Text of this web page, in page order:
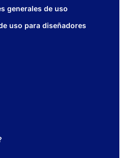
generales de uso
uso para diseñadores